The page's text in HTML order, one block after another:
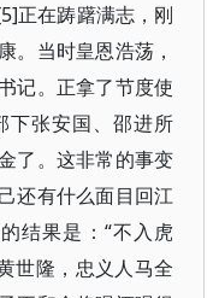
正在踌躇满志，刚
。当时皇恩浩荡，
记。正拿了节度使
下张安国、邵进所
了。这非常的事变
还有什么面目回江
结果是：“不入虎
世隆，忠义人马全